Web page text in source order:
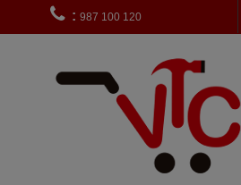
: 987 100 120